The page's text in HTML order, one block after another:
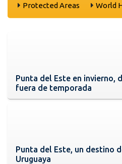
Protected Areas
World
Punta del Este en invierno,
fuera de temporada
Punta del Este, un destino
Uruguaya